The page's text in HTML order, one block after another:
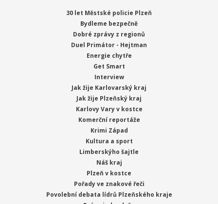
30 let Městské policie Plzeň
Bydleme bezpečně
Dobré zprávy z regionů
Duel Primátor - Hejtman
Energie chytře
Get Smart
Interview
Jak žije Karlovarský kraj
Jak žije Plzeňský kraj
Karlovy Vary v kostce
Komerční reportáže
Krimi Západ
Kultura a sport
Limberskýho šajtle
Náš kraj
Plzeň v kostce
Pořady ve znakové řeči
Povolební debata lídrů Plzeňského kraje